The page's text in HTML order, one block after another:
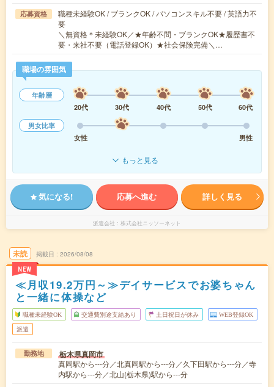
応募資格
職種未経験OK / ブランクOK / パソコンスキル不要 / 英語力不
要
＼無資格＊未経験OK／★年齢不問・ブランクOK★履歴書不
要・来社不要（電話登録OK）★社会保険完備＼…
職場の雰囲気
年齢層
20代
30代 40代 50代
60代
男女比率
女性
男性
もっと見る
気になる! 応募へ進む 詳しく見る
派遣会社 株式会社ニッソーネット
未読
NEW
掲載日 2026/08/08
≪月収19.2万円～≫デイサービスでお婆ちゃん
と一緒に体操など
職種未経験OK 交通費別途支給あり 土日祝日が休み WEB登録OK
派遣
勤務地 栃木県真岡市
真岡駅から---分／北真岡駅から---分／久下田駅から---分／寺
内駅から---分／北山(栃木県)駅から---分